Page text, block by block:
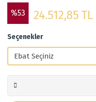
%53 24.512,85 TL
Seçenekler